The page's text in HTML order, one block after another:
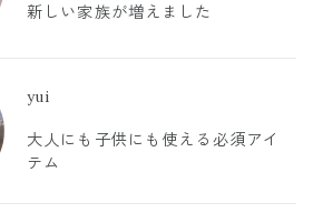
新しい家族が増えました
yui
大人にも子供にも使える必須アイ
テム